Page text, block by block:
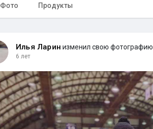
Фото Продукты
Илья Ларин изменил свою фотографию
6 лет